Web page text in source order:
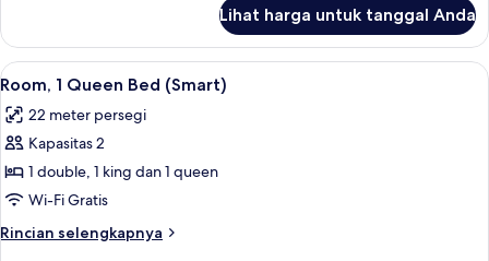
Kamar
Lihat harga untuk tanggal Anda
Lihat
semua
foto
untuk
Room,
1
Queen
Bed
Seprai premium, bantalan ekstra
4
Room, 1 Queen Bed (Smart)
22 meter persegi
Kapasitas 2
1 double, 1 king dan 1 queen
Wi-Fi Gratis
Rincian selengkapnya
Rincian